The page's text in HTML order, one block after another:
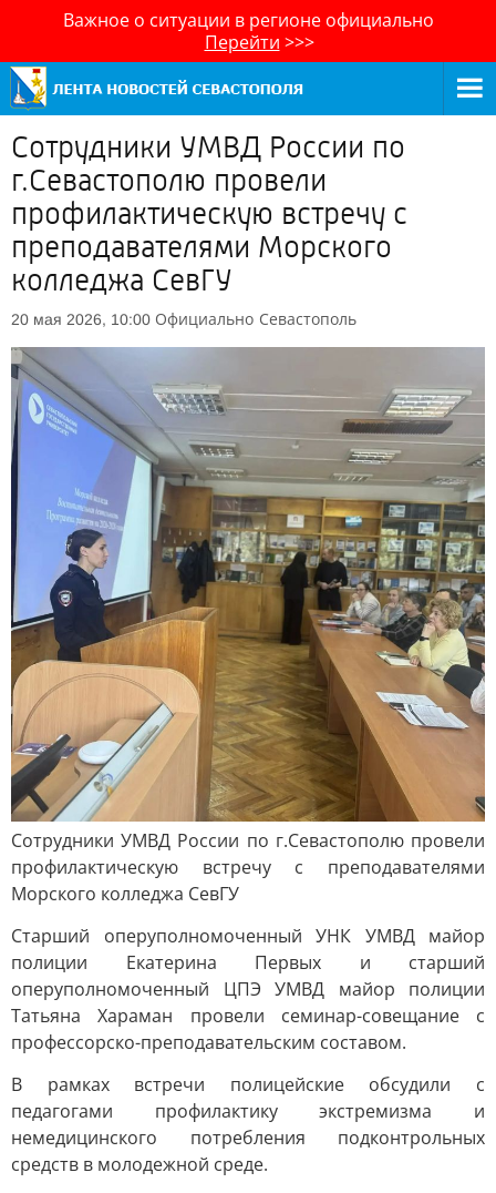
Важное о ситуации в регионе официально
Перейти >>>
Сотрудники УМВД России по
г.Севастополю провели
профилактическую встречу с
преподавателями Морского
колледжа СевГУ
20 мая 2026, 10:00 Официально Севастополь
Сотрудники УМВД России по г.Севастополю провели
профилактическую встречу с преподавателями
Морского колледжа СевГУ
Старший оперуполномоченный УНК УМВД майор
полиции Екатерина Первых и старший
оперуполномоченный ЦПЭ УМВД майор полиции
Татьяна Хараман провели семинар-совещание с
профессорско-преподавательским составом.
В рамках встречи полицейские обсудили с
педагогами профилактику экстремизма и
немедицинского потребления подконтрольных
средств в молодежной среде.